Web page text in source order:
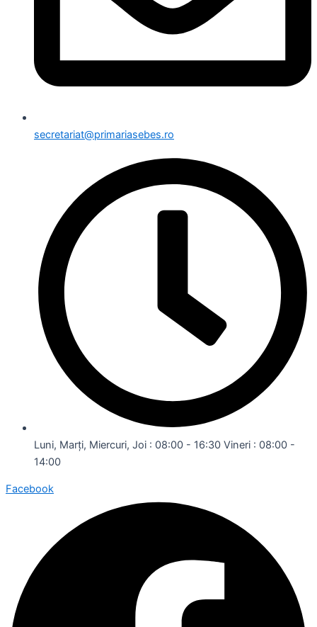
secretariat@primariasebes.ro
Luni, Marți, Miercuri, Joi : 08:00 - 16:30 Vineri : 08:00 -
14:00
Facebook